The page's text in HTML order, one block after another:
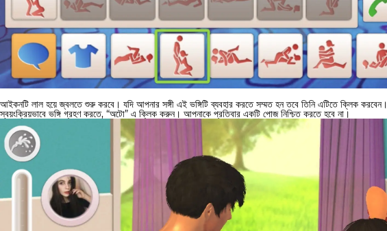
আইকনটি লাল হয়ে জ্বলতে শুরু করবে। যদি আপনার সঙ্গী এই ভঙ্গিটি ব্যবহার করতে সম্মত হন তবে তিনি এটিতে ক্লিক করবেন।
স্বয়ংক্রিয়ভাবে ভঙ্গি গ্রহণ করতে, “অটো” এ ক্লিক করুন। আপনাকে প্রতিবার একটি পোজ নিশ্চিত করতে হবে না।